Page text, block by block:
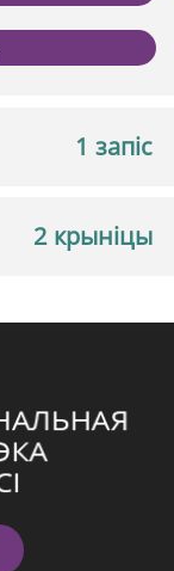
1 запіс
2 крыніцы